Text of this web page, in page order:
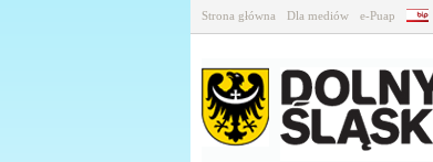
Strona główna Dla mediów e-Puap BIP